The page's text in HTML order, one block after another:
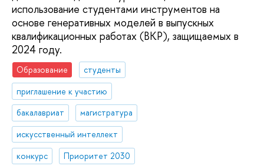
использование студентами инструментов на
основе генеративных моделей в выпускных
квалификационных работах (ВКР), защищаемых в
2024 году.
Образование
студенты
приглашение к участию
бакалавриат
магистратура
искусственный интеллект
конкурс
Приоритет 2030